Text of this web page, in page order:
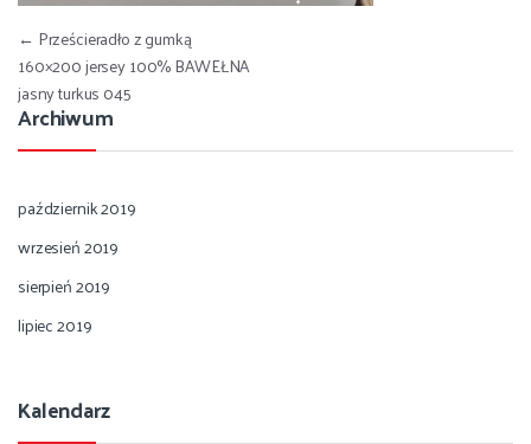
Nawigacja wpisu
← Prześcieradło z gumką
160×200 jersey 100% BAWEŁNA
jasny turkus 045
Archiwum
październik 2019
wrzesień 2019
sierpień 2019
lipiec 2019
Kalendarz